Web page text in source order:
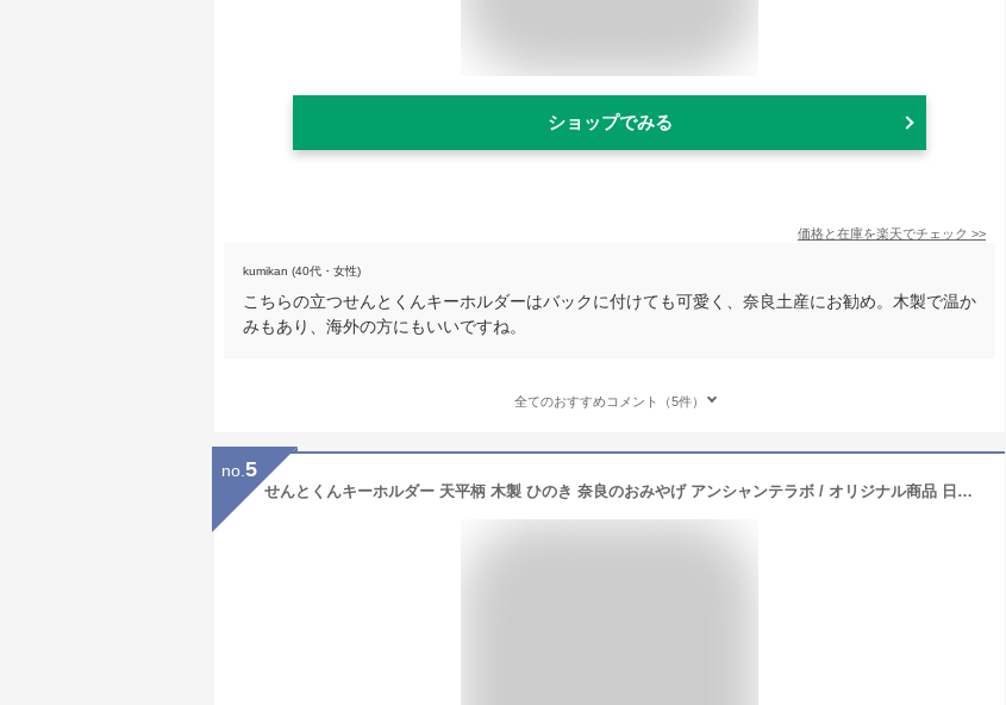
ショップでみる
価格と在庫を楽天でチェック >>
kumikan (40代・女性)
こちらの立つせんとくんキーホルダーはバックに付けても可愛く、奈良土産にお勧め。木製で温か
みもあり、海外の方にもいいですね。
全てのおすすめコメント（5件）
no. 5
せんとくんキーホルダー 天平柄 木製 ひのき 奈良のおみやげ アンシャンテラボ / オリジナル商品 日本のおみやげ japanese souvenir omiyage 奈良 nara せんとくんグッズ sentokun お土産 gift プレゼント【ゆうパケット対応】